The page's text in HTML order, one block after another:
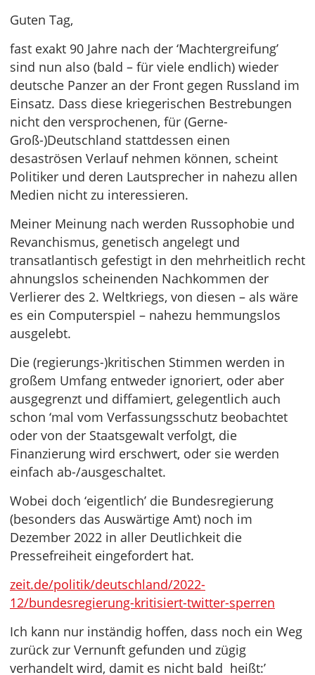
Guten Tag,
fast exakt 90 Jahre nach der ‘Machtergreifung’
sind nun also (bald – für viele endlich) wieder
deutsche Panzer an der Front gegen Russland im
Einsatz. Dass diese kriegerischen Bestrebungen
nicht den versprochenen, für (Gerne-
Groß-)Deutschland stattdessen einen
desaströsen Verlauf nehmen können, scheint
Politiker und deren Lautsprecher in nahezu allen
Medien nicht zu interessieren.
Meiner Meinung nach werden Russophobie und
Revanchismus, genetisch angelegt und
transatlantisch gefestigt in den mehrheitlich recht
ahnungslos scheinenden Nachkommen der
Verlierer des 2. Weltkriegs, von diesen – als wäre
es ein Computerspiel – nahezu hemmungslos
ausgelebt.
Die (regierungs-)kritischen Stimmen werden in
großem Umfang entweder ignoriert, oder aber
ausgegrenzt und diffamiert, gelegentlich auch
schon ‘mal vom Verfassungsschutz beobachtet
oder von der Staatsgewalt verfolgt, die
Finanzierung wird erschwert, oder sie werden
einfach ab-/ausgeschaltet.
Wobei doch ‘eigentlich’ die Bundesregierung
(besonders das Auswärtige Amt) noch im
Dezember 2022 in aller Deutlichkeit die
Pressefreiheit eingefordert hat.
zeit.de/politik/deutschland/2022-
12/bundesregierung-kritisiert-twitter-sperren
Ich kann nur inständig hoffen, dass noch ein Weg
zurück zur Vernunft gefunden und zügig
verhandelt wird, damit es nicht bald heißt:’